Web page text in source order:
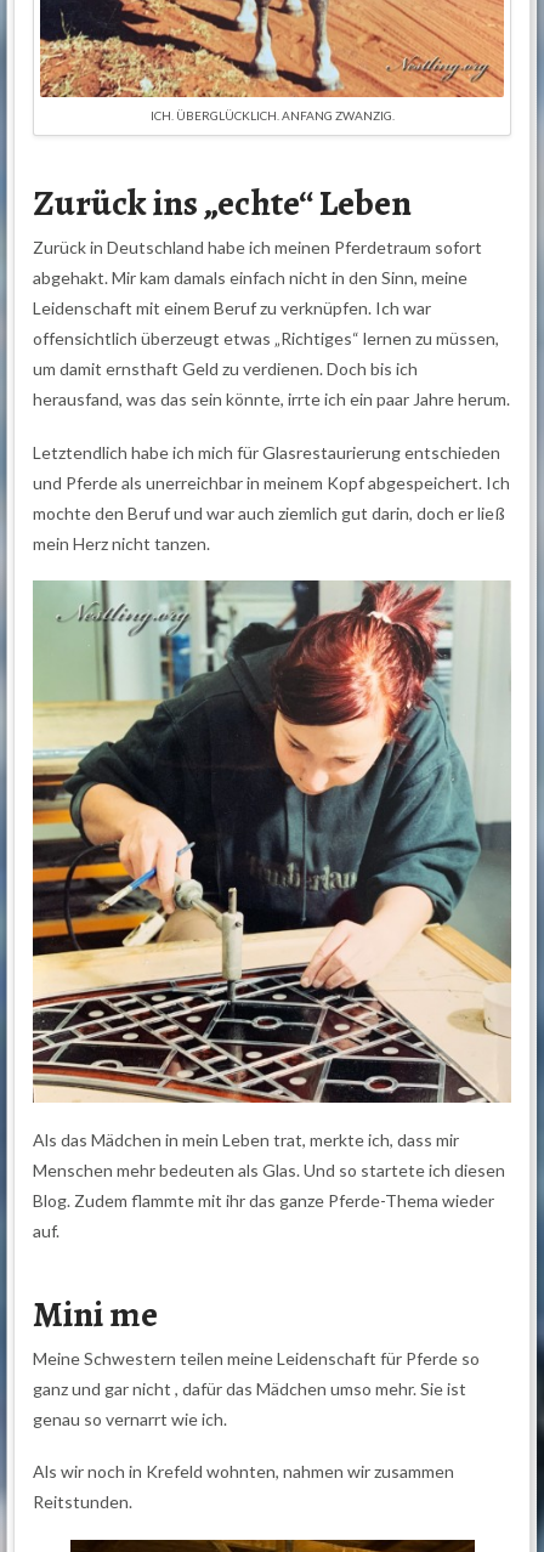
ICH. ÜBERGLÜCKLICH. ANFANG ZWANZIG.
Zurück ins „echte“ Leben
Zurück in Deutschland habe ich meinen Pferdetraum sofort
abgehakt. Mir kam damals einfach nicht in den Sinn, meine
Leidenschaft mit einem Beruf zu verknüpfen. Ich war
offensichtlich überzeugt etwas „Richtiges“ lernen zu müssen,
um damit ernsthaft Geld zu verdienen. Doch bis ich
herausfand, was das sein könnte, irrte ich ein paar Jahre herum.
Letztendlich habe ich mich für Glasrestaurierung entschieden
und Pferde als unerreichbar in meinem Kopf abgespeichert. Ich
mochte den Beruf und war auch ziemlich gut darin, doch er ließ
mein Herz nicht tanzen.
Als das Mädchen in mein Leben trat, merkte ich, dass mir
Menschen mehr bedeuten als Glas. Und so startete ich diesen
Blog. Zudem flammte mit ihr das ganze Pferde-Thema wieder
auf.
Mini me
Meine Schwestern teilen meine Leidenschaft für Pferde so
ganz und gar nicht , dafür das Mädchen umso mehr. Sie ist
genau so vernarrt wie ich.
Als wir noch in Krefeld wohnten, nahmen wir zusammen
Reitstunden.